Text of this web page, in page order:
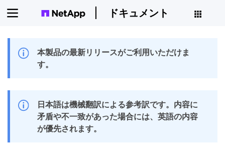
ドキュメント
本製品の最新リリースがご利用いただけま
す。
日本語は機械翻訳による参考訳です。内容に
矛盾や不一致があった場合には、英語の内容
が優先されます。